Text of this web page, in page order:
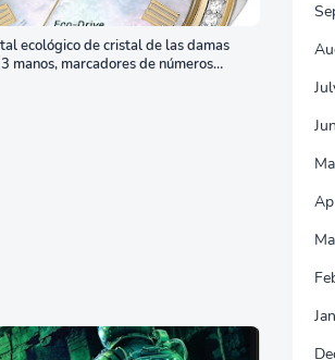
ecológico de cristal de las damas
manos, marcadores de números
de nácar